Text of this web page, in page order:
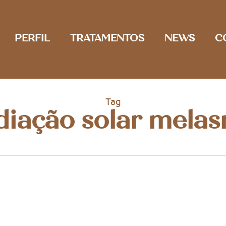
PERFIL TRATAMENTOS NEWS
Tag
solar